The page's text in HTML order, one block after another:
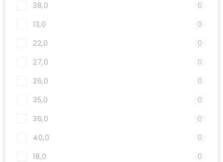
38,0
0
13,0
0
22,0
0
27,0
0
26,0
0
35,0
0
36,0
0
40,0
0
18,0
0